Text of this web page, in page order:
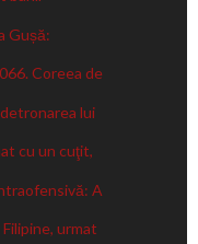
Gușă:
Coreea de
lui
cu un cuţit,
A
urmat